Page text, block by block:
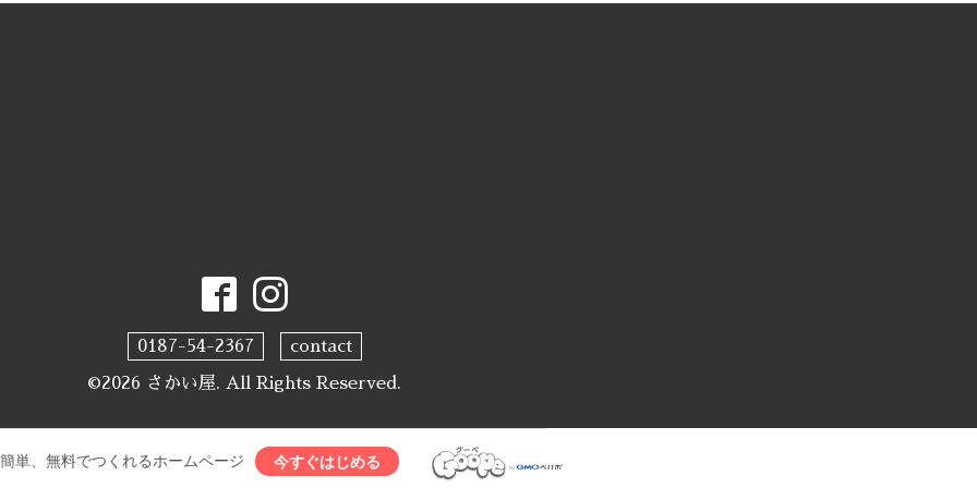
0187-54-2367 contact
©2026 さかい屋. All Rights Reserved.
単、無料でつくれるホームページ 今すぐはじめる